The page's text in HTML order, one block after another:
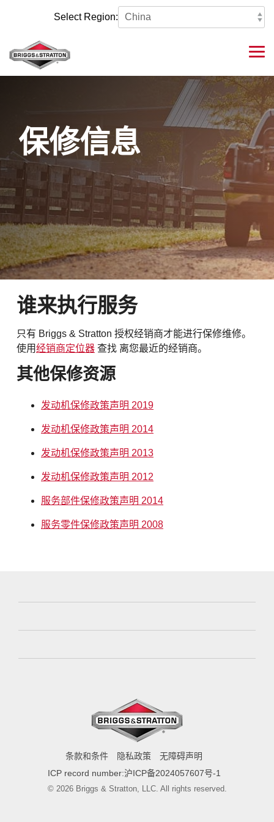
content.
Select Region:
保修信息
谁来执行服务
只有 Briggs & Stratton 授权经销商才能进行保修维修。
使用经销商定位器 查找 离您最近的经销商。
其他保修资源
发动机保修政策声明 2019
发动机保修政策声明 2014
发动机保修政策声明 2013
发动机保修政策声明 2012
服务部件保修政策声明 2014
服务零件保修政策声明 2008
条款和条件 隐私政策
无障碍声明
ICP record number:沪ICP备2024057607号-1
© 2026 Briggs & Stratton, LLC. All rights reserved.